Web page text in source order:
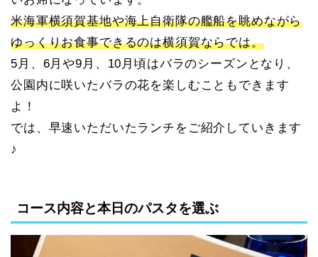
米海軍横須賀基地や海上自衛隊の艦船を眺めながら
ゆっくりお食事できるのは横須賀ならでは。
5月、6月や9月、10月頃はバラのシーズンとなり、
公園内に咲いたバラの花を楽しむこともできます
よ！
では、早速いただいたランチをご紹介していきます
♪
コース内容と本日のパスタを選ぶ